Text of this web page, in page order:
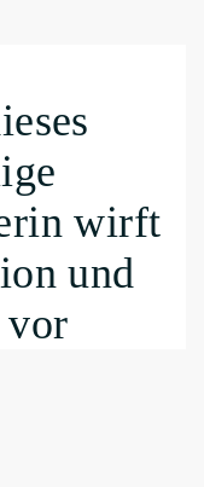
wirft
und
vor